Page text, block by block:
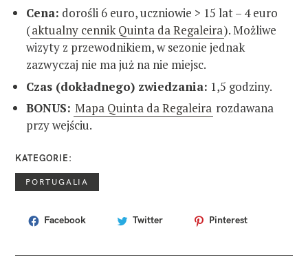
Cena: dorośli 6 euro, uczniowie > 15 lat – 4 euro
(aktualny cennik Quinta da Regaleira). Możliwe
wizyty z przewodnikiem, w sezonie jednak
zazwyczaj nie ma już na nie miejsc.
Czas (dokładnego) zwiedzania: 1,5 godziny.
BONUS: Mapa Quinta da Regaleira rozdawana
przy wejściu.
KATEGORIE
PORTUGALIA
Facebook Twitter Pinterest